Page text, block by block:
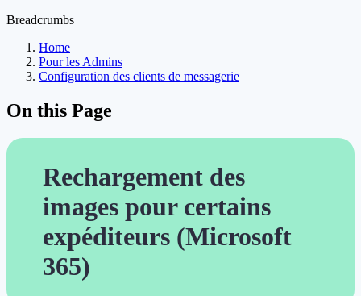
Breadcrumbs
Home
Pour les Admins
Configuration des clients de messagerie
On this Page
Rechargement des
images pour certains
expéditeurs (Microsoft
365)